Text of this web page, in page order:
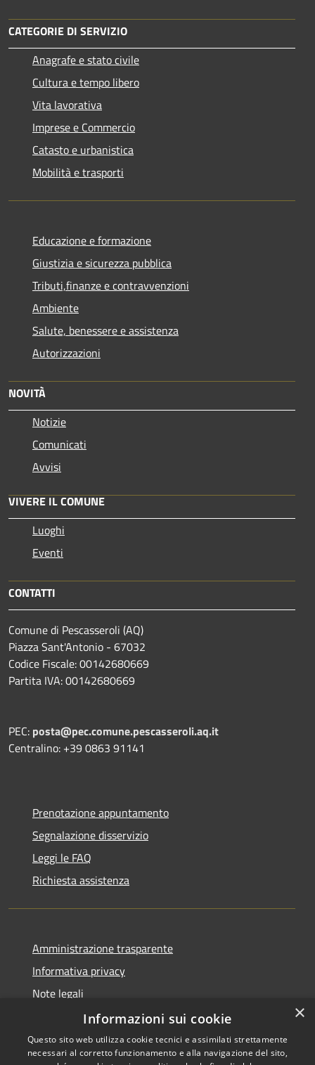
CATEGORIE DI SERVIZIO
Anagrafe e stato civile
Cultura e tempo libero
Vita lavorativa
Imprese e Commercio
Catasto e urbanistica
Mobilità e trasporti
Educazione e formazione
Giustizia e sicurezza pubblica
Tributi,finanze e contravvenzioni
Ambiente
Salute, benessere e assistenza
Autorizzazioni
NOVITÀ
Notizie
Comunicati
Avvisi
VIVERE IL COMUNE
Luoghi
Eventi
CONTATTI
Comune di Pescasseroli (AQ)
Piazza Sant'Antonio - 67032
Codice Fiscale: 00142680669
Partita IVA: 00142680669
PEC: posta@pec.comune.pescasseroli.aq.it
Centralino: +39 0863 91141
Prenotazione appuntamento
Segnalazione disservizio
Leggi le FAQ
Richiesta assistenza
Amministrazione trasparente
Informativa privacy
Note legali
Dichiarazione di accessibilità
×
Informazioni sui cookie
Questo sito web utilizza cookie tecnici e assimilati strettamente
necessari al corretto funzionamento e alla navigazione del sito,